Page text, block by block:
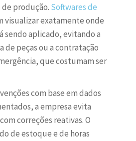
de produção. Softwares de
visualizar exatamente onde
sendo aplicado, evitando a
de peças ou a contratação
que costumam ser
com base em dados
a empresa evita
correções reativas. O
de estoque e de horas